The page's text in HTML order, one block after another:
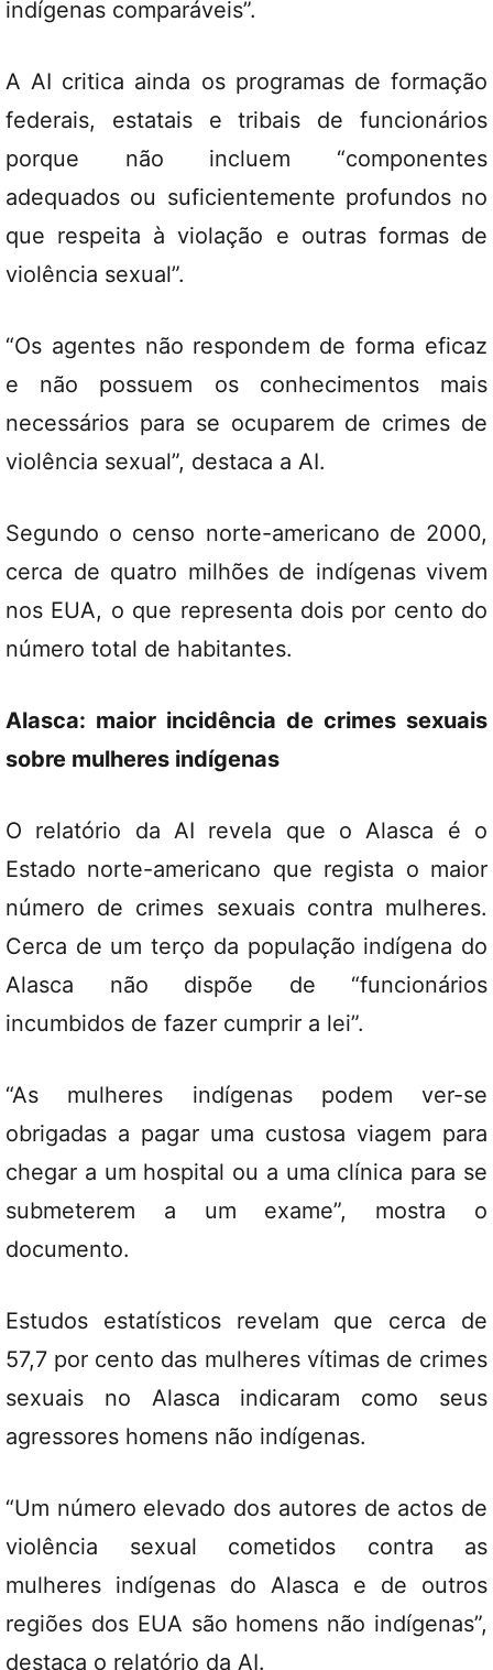
indígenas comparáveis”.
A AI critica ainda os programas de formação
federais, estatais e tribais de funcionários
porque não incluem “componentes
adequados ou suficientemente profundos no
que respeita à violação e outras formas de
violência sexual”.
“Os agentes não respondem de forma eficaz
e não possuem os conhecimentos mais
necessários para se ocuparem de crimes de
violência sexual”, destaca a AI.
Segundo o censo norte-americano de 2000,
cerca de quatro milhões de indígenas vivem
nos EUA, o que representa dois por cento do
número total de habitantes.
Alasca: maior incidência de crimes sexuais
sobre mulheres indígenas
O relatório da AI revela que o Alasca é o
Estado norte-americano que regista o maior
número de crimes sexuais contra mulheres.
Cerca de um terço da população indígena do
Alasca não dispõe de “funcionários
incumbidos de fazer cumprir a lei”.
“As mulheres indígenas podem ver-se
obrigadas a pagar uma custosa viagem para
chegar a um hospital ou a uma clínica para se
submeterem a um exame”, mostra o
documento.
Estudos estatísticos revelam que cerca de
57,7 por cento das mulheres vítimas de crimes
sexuais no Alasca indicaram como seus
agressores homens não indígenas.
“Um número elevado dos autores de actos de
violência sexual cometidos contra as
mulheres indígenas do Alasca e de outros
regiões dos EUA são homens não indígenas”,
destaca o relatório da AI.